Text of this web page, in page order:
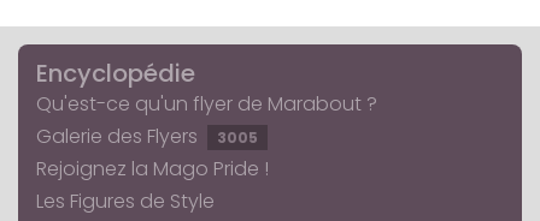
Encyclopédie
Qu'est-ce qu'un flyer de Marabout ?
Galerie des Flyers
3005
Rejoignez la Mago Pride !
Les Figures de Style